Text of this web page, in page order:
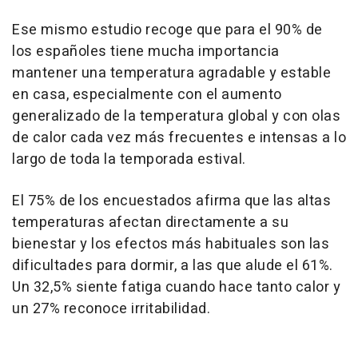
Ese mismo estudio recoge que para el 90% de
los españoles tiene mucha importancia
mantener una temperatura agradable y estable
en casa, especialmente con el aumento
generalizado de la temperatura global y con olas
de calor cada vez más frecuentes e intensas a lo
largo de toda la temporada estival.
El 75% de los encuestados afirma que las altas
temperaturas afectan directamente a su
bienestar y los efectos más habituales son las
dificultades para dormir, a las que alude el 61%.
Un 32,5% siente fatiga cuando hace tanto calor y
un 27% reconoce irritabilidad.